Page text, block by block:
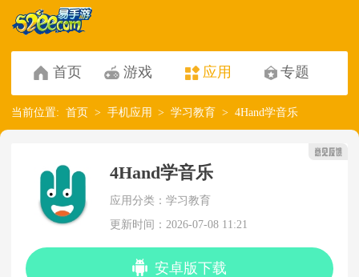
首页 游戏 应用 专题
当前位置: 首页 手机应用 学习教育 4Hand学音乐
4Hand学音乐
应用分类：学习教育
更新时间：2026-07-08 11:21
安卓版下载